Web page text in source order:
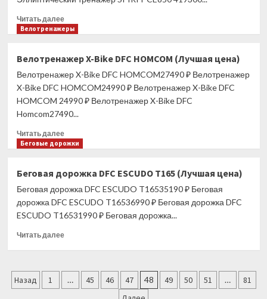
цена)
Читать далееПрочитать
больше
тренажер
SPIRIT
CE850
(Лучшая
Велотренажеры
Велотренажер X-Bike DFC HOMCOM (Лучшая цена)
Велотренажер X-Bike DFC HOMCOM27490 ₽ Велотренажер
X-Bike DFC HOMCOM24990 ₽ Велотренажер X-Bike DFC
HOMCOM 24990 ₽ Велотренажер X-Bike DFC
Homcom27490...
Читать далееПрочитать
больше
X-
Bike
DFC
HOMCOM
цена)
Беговые дорожки
Беговая дорожка DFC ESCUDO T165 (Лучшая цена)
Беговая дорожка DFC ESCUDO T16535190 ₽ Беговая
дорожка DFC ESCUDO T16536990 ₽ Беговая дорожка DFC
ESCUDO T16531990 ₽ Беговая дорожка...
Читать далееПрочитать
дорожка
DFC
Пагинация
Назад 1 … 45 46 47 48 49 50 51 …
81